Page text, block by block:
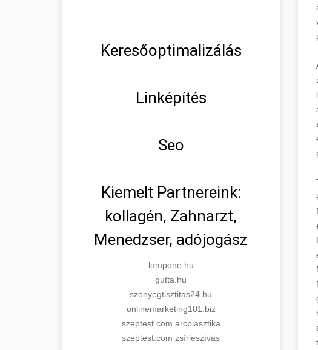
Keresőoptimalizálás
Linképítés
Seo
Kiemelt Partnereink:
kollagén, Zahnarzt,
Menedzser, adójogász
lampone.hu
gutta.hu
szonyegtisztitas24.hu
onlinemarketing101.biz
szeptest.com arcplasztika
szeptest.com zsírleszívás